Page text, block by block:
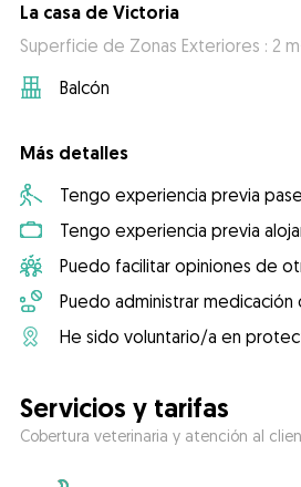
La casa de Victoria
Superficie de Zonas Exteriores : 2
Balcón
Más detalles
Tengo experiencia previa
Tengo experiencia previa
Puedo facilitar opiniones de
Puedo administrar medicación
He sido voluntario/a en
Servicios y tarifas
Cobertura veterinaria y atención al